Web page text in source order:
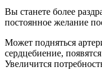
Вы станете более
постоянное желание
Может подняться
сердцебиение,
Увеличится